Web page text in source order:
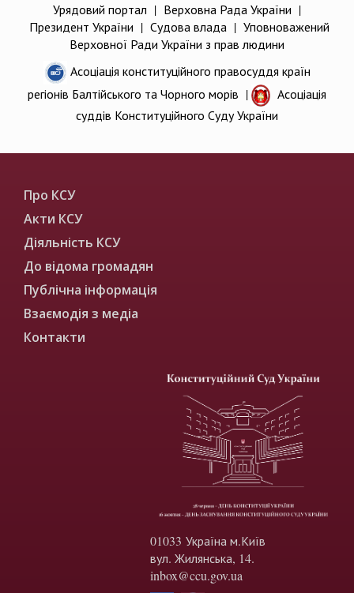
Урядовий портал | Верховна Рада України |
Президент України | Судова влада| Уповноважений
Верховної Ради України з прав людини
Асоціація конституційного правосуддя країн
регіонів Балтійського та Чорного морів |
Асоціація
суддів Конституційного Суду України
Про КСУ
Акти КСУ
Діяльність КСУ
До відома громадян
Публічна інформація
Взаємодія з медіа
Контакти
01033 Україна м.Київ
вул. Жилянська, 14.
inbox@ccu.gov.ua